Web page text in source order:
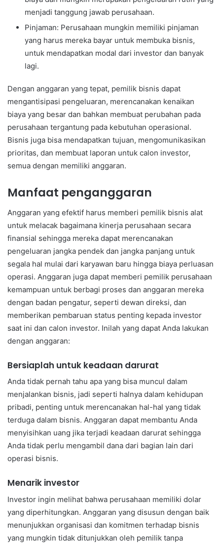
menjadi tanggung jawab perusahaan.
Pinjaman: Perusahaan mungkin memiliki pinjaman
yang harus mereka bayar untuk membuka bisnis,
untuk mendapatkan modal dari investor dan banyak
lagi.
Dengan anggaran yang tepat, pemilik bisnis dapat
mengantisipasi pengeluaran, merencanakan kenaikan
biaya yang besar dan bahkan membuat perubahan pada
perusahaan tergantung pada kebutuhan operasional.
Bisnis juga bisa mendapatkan tujuan, mengomunikasikan
prioritas, dan membuat laporan untuk calon investor,
semua dengan memiliki anggaran.
Manfaat penganggaran
Anggaran yang efektif harus memberi pemilik bisnis alat
untuk melacak bagaimana kinerja perusahaan secara
finansial sehingga mereka dapat merencanakan
pengeluaran jangka pendek dan jangka panjang untuk
segala hal mulai dari karyawan baru hingga biaya perluasan
operasi. Anggaran juga dapat memberi pemilik perusahaan
kemampuan untuk berbagi proses dan anggaran mereka
dengan badan pengatur, seperti dewan direksi, dan
memberikan pembaruan status penting kepada investor
saat ini dan calon investor. Inilah yang dapat Anda lakukan
dengan anggaran:
Bersiaplah untuk keadaan darurat
Anda tidak pernah tahu apa yang bisa muncul dalam
menjalankan bisnis, jadi seperti halnya dalam kehidupan
pribadi, penting untuk merencanakan hal-hal yang tidak
terduga dalam bisnis. Anggaran dapat membantu Anda
menyisihkan uang jika terjadi keadaan darurat sehingga
Anda tidak perlu mengambil dana dari bagian lain dari
operasi bisnis.
Menarik investor
Investor ingin melihat bahwa perusahaan memiliki dolar
yang diperhitungkan. Anggaran yang disusun dengan baik
menunjukkan organisasi dan komitmen terhadap bisnis
yang mungkin tidak ditunjukkan oleh pemilik tanpa